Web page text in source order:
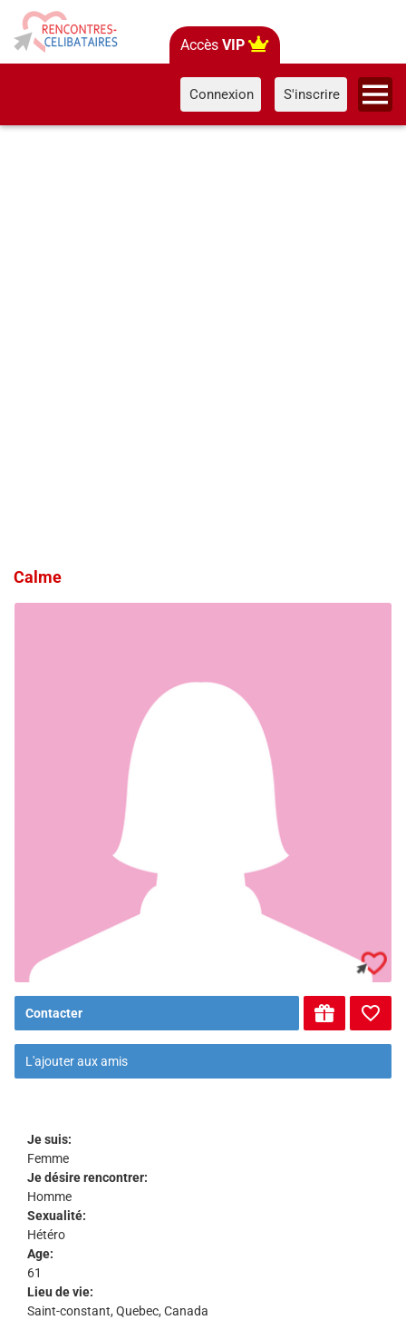
Accès VIP
Connexion S'inscrire
Calme
Contacter
L'ajouter aux amis
Je suis:
Femme
Je désire rencontrer:
Homme
Sexualité:
Hétéro
Age:
61
Lieu de vie:
Saint-constant, Quebec, Canada